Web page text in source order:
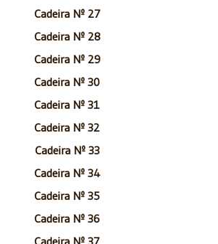
Cadeira Nº 27
Cadeira Nº 28
Cadeira Nº 29
Cadeira Nº 30
Cadeira Nº 31
Cadeira Nº 32
Cadeira Nº 33
Cadeira Nº 34
Cadeira Nº 35
Cadeira Nº 36
Cadeira Nº 37